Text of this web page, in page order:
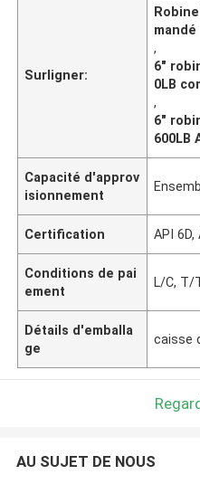
Surligner:
,
6"
0LB
,
6"
600LB
Capacité d'approv
isionnement
Certification API 6D,
Conditions de pai
ement
L/C, T/
Détails d'emballa
ge
caisse
AU SUJET DE NOUS